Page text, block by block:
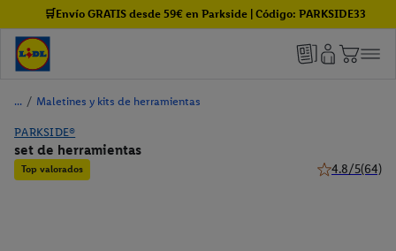
🛒Envío GRATIS desde 59€ en Parkside | Código: PARKSIDE33
/ Maletines y kits de herramientas
PARKSIDE®
set de herramientas
Top valorados 4.8/5(64)